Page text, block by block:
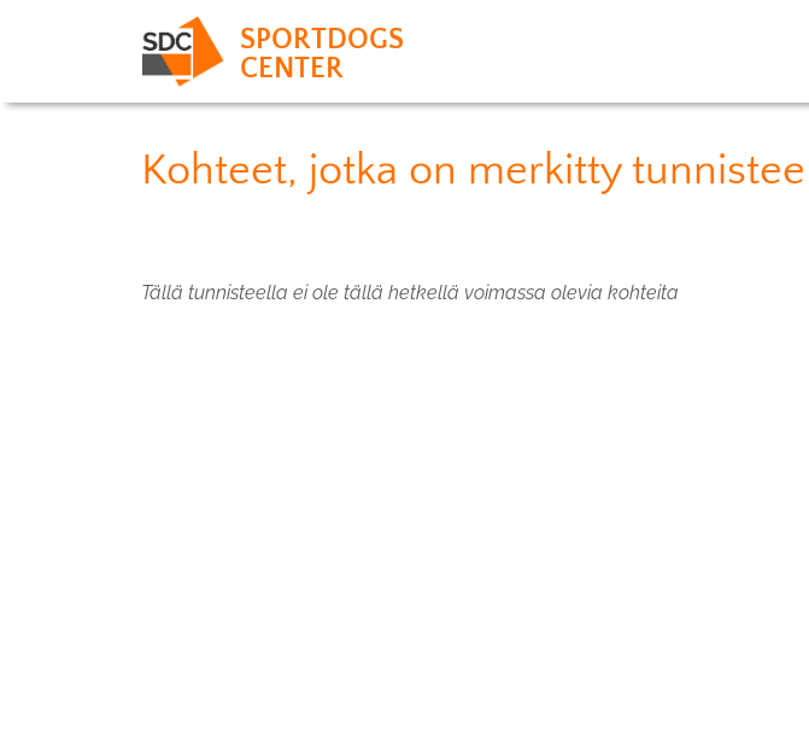
SPORTDOGS
CENTER
Kohteet, jotka on merkitty
Tällä tunnisteella ei ole tällä hetkellä voimassa olevia kohteita